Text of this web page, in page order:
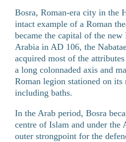
Bosra, Roman-era city in the
intact example of a Roman
became the capital of the
Arabia in AD 106, the
acquired most of the
a long colonnaded axis and
Roman legion stationed on
including baths.
In the Arab period, Bosra
centre of Islam and under the
outer strongpoint for the